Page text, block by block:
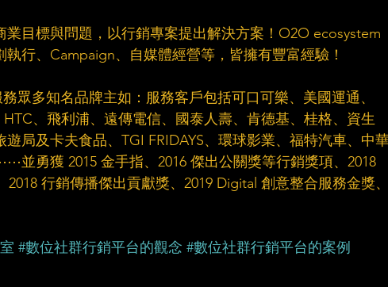
目標與問題，以行銷專案提出解決方案！O2O ecosystem
行、Campaign、自媒體經營等，皆擁有豐富經驗！​
眾多知名品牌主如：服務客戶包括可口可樂、美國運通、
HTC、飛利浦、遠傳電信、國泰人壽、肯德基、桂格、資生
局及卡夫食品、TGI FRIDAYS、環球影業、福特汽車、中
並勇獲 2015 金手指、2016 傑出公關獎等行銷獎項、2018
2018 行銷傳播傑出貢獻獎、2019 Digital 創意整合服務金獎
#數位社群行銷平台的觀念 #數位社群行銷平台的案例